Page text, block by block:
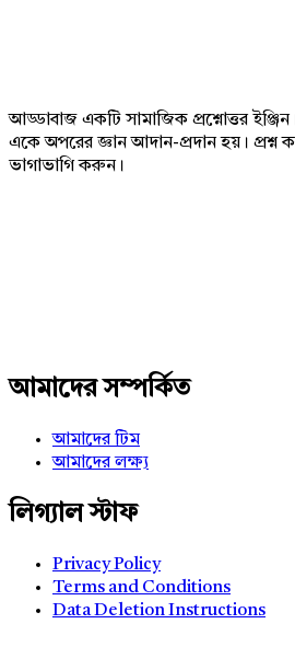
আড্ডাবাজ একটি সামাজিক প্রশ্নোত্তর ইঞ্জিন।
একে অপরের জ্ঞান আদান-প্রদান হয়। প্রশ্ন
ভাগাভাগি করুন।
আমাদের সম্পর্কিত
আমাদের টিম
আমাদের লক্ষ্য
লিগ্যাল স্টাফ
Privacy Policy
Terms and Conditions
Data Deletion Instructions